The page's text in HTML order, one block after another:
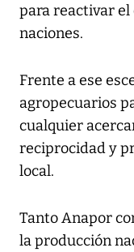
para reactivar
naciones.
Frente a ese
agropecuarios
cualquier
reciprocidad y
local.
Tanto Anapor
la producción